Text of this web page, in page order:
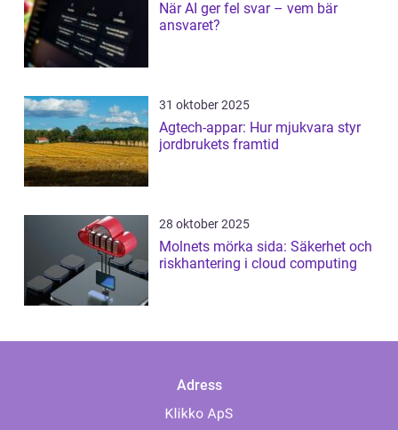
När AI ger fel svar – vem bär
ansvaret?
31 oktober 2025
Agtech-appar: Hur mjukvara styr
jordbrukets framtid
28 oktober 2025
Molnets mörka sida: Säkerhet och
riskhantering i cloud computing
Adress